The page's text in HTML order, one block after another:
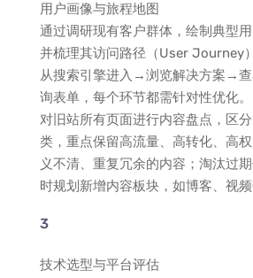
用户画像与旅程地图
通过调研现有客户群体，绘制典型
并梳理其访问路径（User Journey
从搜索引擎进入→浏览解决方案→
询表单，每个环节都需针对性优化
对旧站所有页面进行内容盘点，区分
类，重点保留高流量、高转化、高
义不清、重复冗余的内容；淘汰过
时规划新增内容板块，如博客、视频
技术选型与平台评估